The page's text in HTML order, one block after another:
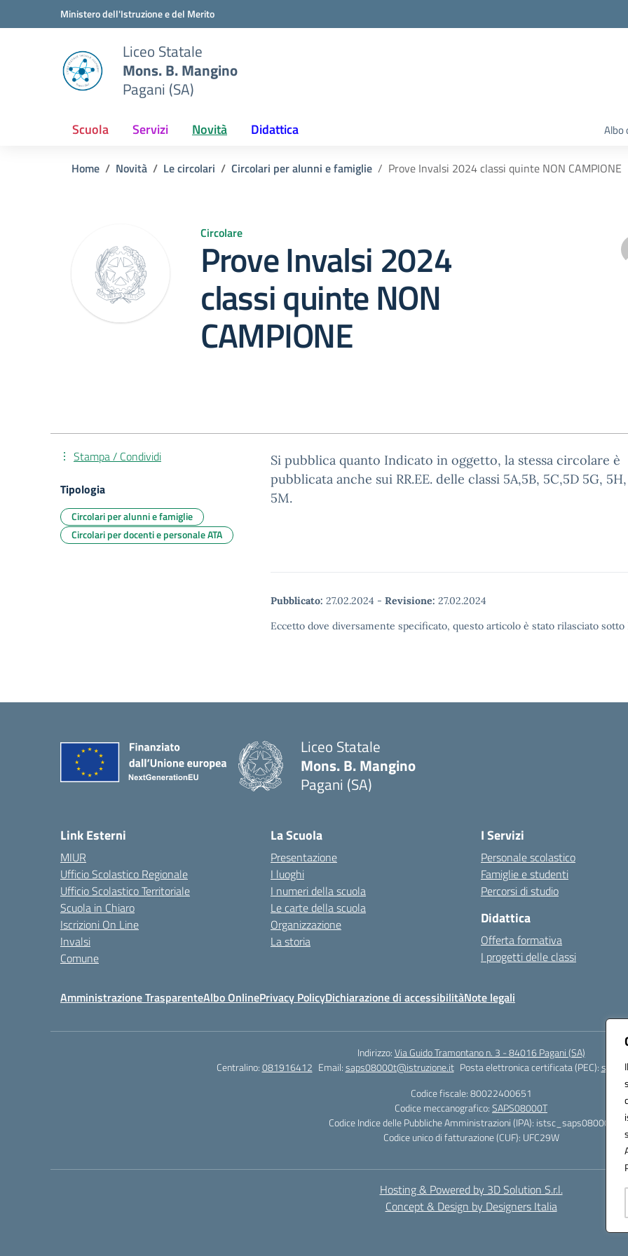
Vai ai contenuti
Vai al menu di navigazioneMinistero dell'Istruzione e del Merito
Liceo Statale
Mons. B. Mangino
Pagani (SA)
Scuola Servizi Novità Didattica Albo
Home Novità Le circolari Circolari per alunni e famiglie Prove Invalsi 2024 classi quinte NON CAMPIONE
Circolare
Prove Invalsi 2024
classi quinte NON
CAMPIONE
Si pubblica quanto Indicato in oggetto, la stessa circolare è
pubblicata anche sui RR.EE. delle classi 5A,5B, 5C,5D 5G,
5M.
Pubblicato: 27.02.2024 - Revisione: 27.02.2024
Eccetto dove diversamente specificato, questo articolo è stato rilasciato
Stampa / Condividi
Tipologia
Circolari per alunni e famiglie
Circolari per docenti e personale ATA
Liceo Statale
Mons. B. Mangino
Pagani (SA)
Link Esterni
MIUR
Ufficio Scolastico Regionale
Ufficio Scolastico Territoriale
Scuola in Chiaro
Iscrizioni On Line
Invalsi
Comune
La Scuola
Presentazione
I luoghi
I numeri della scuola
Le carte della scuola
Organizzazione
La storia
I Servizi
Personale scolastico
Famiglie e studenti
Percorsi di studio
Didattica
Offerta formativa
I progetti delle classi
Amministrazione TrasparenteAlbo OnlinePrivacy PolicyDichiarazione di accessibilitàNote legali
Indirizzo:Via Guido Tramontano n. 3 - 84016 Pagani (SA)
Centralino:081916412 Email:saps08000t@istruzione.it Posta elettronica certificata (PEC):
Codice fiscale: 80022400651
Codice meccanografico:SAPS08000T
Codice Indice delle Pubbliche Amministrazioni (IPA): istsc_saps08000t
Codice unico di fatturazione (CUF): UFC29W
Hosting & Powered by 3D Solution S.r.l.
Concept & Design by Designers Italia